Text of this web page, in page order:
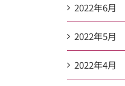
2022年6月
2022年5月
2022年4月